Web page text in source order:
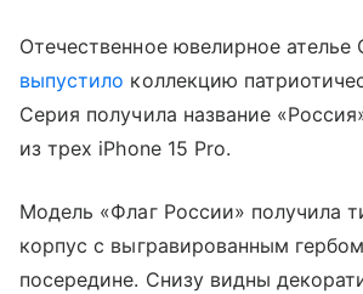
Отечественное ювелирное ателье
выпустило коллекцию
Серия получила название
из трех iPhone 15 Pro.
Модель «Флаг России» получила
корпус с выгравированным
посередине. Снизу видны